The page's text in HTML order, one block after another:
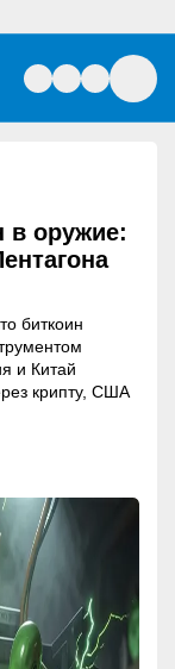
в оружие:
биткоин
и Китай
крипту, США